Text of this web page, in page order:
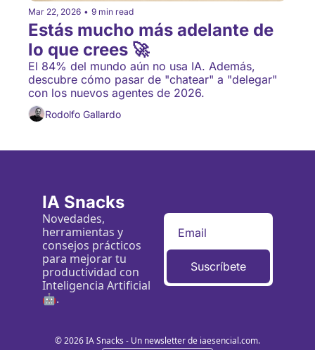
Mar 22, 2026 • 9 min read
Estás mucho más adelante de
lo que crees 🚀
El 84% del mundo aún no usa IA. Además,
descubre cómo pasar de "chatear" a "delegar"
con los nuevos agentes de 2026.
Rodolfo Gallardo
IA Snacks
Novedades,
herramientas y
consejos prácticos
para mejorar tu
productividad con
🤖.
Suscríbete
© 2026 IA Snacks - Un newsletter de iaesencial.com.